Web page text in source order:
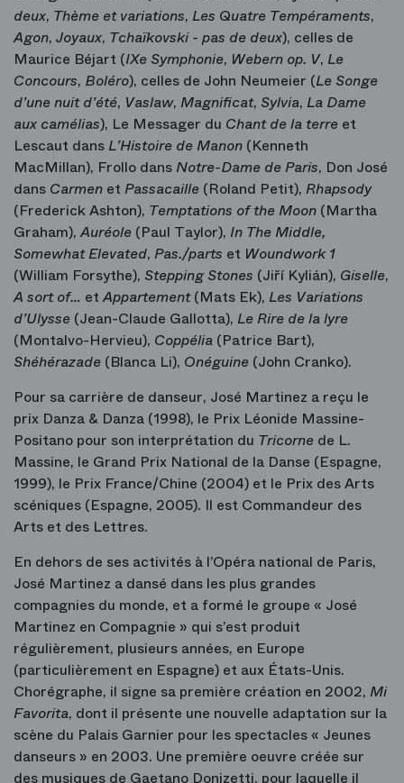
deux, Thème et variations, Les Quatre Tempéraments,
Agon, Joyaux, Tchaïkovski - pas de deux), celles de
Maurice Béjart (IXe Symphonie, Webern op. V, Le
Concours, Boléro), celles de John Neumeier (Le Songe
d’une nuit d’été, Vaslaw, Magnificat, Sylvia, La Dame
aux camélias), Le Messager du Chant de la terre et
Lescaut dans L’Histoire de Manon (Kenneth
MacMillan), Frollo dans Notre-Dame de Paris, Don José
dans Carmen et Passacaille (Roland Petit), Rhapsody
(Frederick Ashton), Temptations of the Moon (Martha
Graham),Auréole (Paul Taylor), In The Middle,
Somewhat Elevated, Pas./parts et Woundwork 1
(William Forsythe), Stepping Stones (Jiří Kylián), Giselle,
A sort of… etAppartement(Mats Ek), Les Variations
d’Ulysse (Jean-Claude Gallotta), Le Rire de la lyre
(Montalvo-Hervieu), Coppélia (Patrice Bart),
Shéhérazade (Blanca Li), Onéguine (John Cranko).
Pour sa carrière de danseur, José Martinez a reçu le
prix Danza & Danza (1998), le Prix Léonide Massine-
Positano pour son interprétation du Tricorne de L.
Massine, le Grand Prix National de la Danse (Espagne,
1999), le Prix France/Chine (2004) et le Prix des Arts
scéniques (Espagne, 2005). Il est Commandeur des
Arts et des Lettres.
En dehors de ses activités à l’Opéra national de Paris,
José Martinez a dansé dans les plus grandes
compagnies du monde, et a formé le groupe « José
Martinez en Compagnie » qui s’est produit
régulièrement, plusieurs années, en Europe
(particulièrement en Espagne) et aux États-Unis.
Chorégraphe, il signe sa première création en 2002, Mi
Favorita, dont il présente une nouvelle adaptation sur la
scène du Palais Garnier pour les spectacles « Jeunes
danseurs » en 2003. Une première oeuvre créée sur
des musiques de Gaetano Donizetti, pour laquelle il